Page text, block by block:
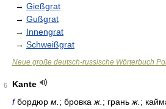
→ Gießgrat
→ Gußgrat
→ Innengrat
→ Schweißgrat
Neue große deutsch-russische Wörterbuch
6
Kante
fбордюр м. ; бровка ж. ; грань ж. ;